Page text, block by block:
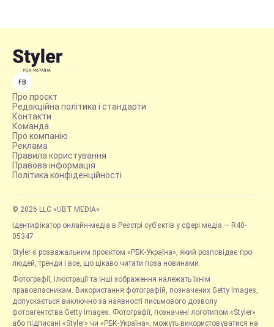
FB
Про проєкт
Редакційна політика і стандарти
Контакти
Команда
Про компанію
Реклама
Правила користування
Правова інформація
Політика конфіденційності
© 2026 LLC «UBT MEDIA»
Ідентифікатор онлайн-медіа в Реєстрі суб’єктів у сфері медіа — R40-
05347
Styler є розважальним проєктом «РБК-Україна», який розповідає про
людей, тренди і все, що цікаво читати поза новинами.
Фотографії, ілюстрації та інші зображення належать їхнім
правовласникам. Використання фотографій, позначених Getty Images,
допускається виключно за наявності письмового дозволу
фотоагентства Getty Images. Фотографії, позначені логотипом «Styler»
або підписані «Styler» чи «РБК-Україна», можуть використовуватися на